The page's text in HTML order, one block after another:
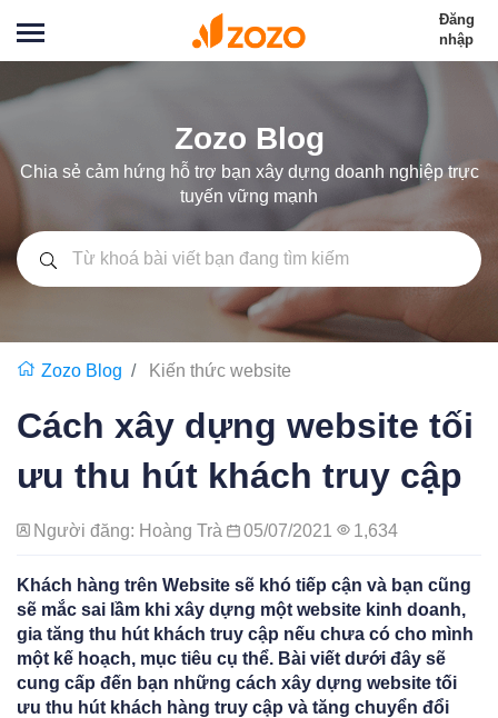
Đăng
nhập
Zozo Blog
Chia sẻ cảm hứng hỗ trợ bạn xây dựng doanh nghiệp trực
tuyến vững mạnh
Zozo Blog Kiến thức website
Cách xây dựng website tối
ưu thu hút khách truy cập
Người đăng: Hoàng Trà 05/07/2021 1,634
Khách hàng trên Website sẽ khó tiếp cận và bạn cũng
sẽ mắc sai lầm khi xây dựng một website kinh doanh,
gia tăng thu hút khách truy cập nếu chưa có cho mình
một kế hoạch, mục tiêu cụ thể. Bài viết dưới đây sẽ
cung cấp đến bạn những cách xây dựng website tối
ưu thu hút khách hàng truy cập và tăng chuyển đổi